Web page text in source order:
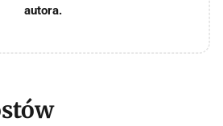
autora.